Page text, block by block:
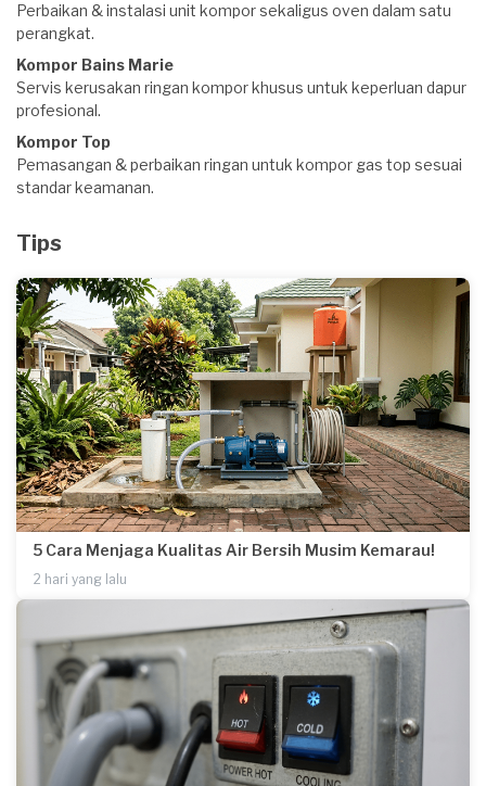
Perbaikan & instalasi unit kompor sekaligus oven dalam satu
perangkat.
Kompor Bains Marie
Servis kerusakan ringan kompor khusus untuk keperluan dapur
profesional.
Kompor Top
Pemasangan & perbaikan ringan untuk kompor gas top sesuai
standar keamanan.
Tips
5 Cara Menjaga Kualitas Air Bersih Musim Kemarau!
2 hari yang lalu